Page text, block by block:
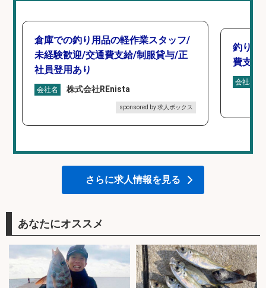
倉庫での釣り用品の軽作業スタッフ/
未経験歓迎/交通費支給/制服貸与/正
社員登用あり
会社名 株式会社REnista
sponsored by 求人ボックス
釣り具
費支給
会社名
さらに求人情報を見る
あなたにオススメ